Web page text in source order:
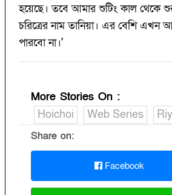
হয়েছে। তবে আমার শুটিং কাল থেকে
চরিত্রের নাম তানিয়া। এর বেশি
পারবো না।'
More Stories On :
Hoichoi
Web Series
Share on:
Facebook